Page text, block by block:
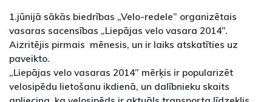
1.jūnijā sākās biedrības „Velo-redele” organizētais
vasaras sacensības „Liepājas velo vasara 2014”.
Aizritējis pirmais mēnesis, un ir laiks atskatīties uz
paveikto.
„Liepājas velo vasaras 2014” mērķis ir popularizēt
velosipēdu lietošanu ikdienā, un dalībnieku skaits